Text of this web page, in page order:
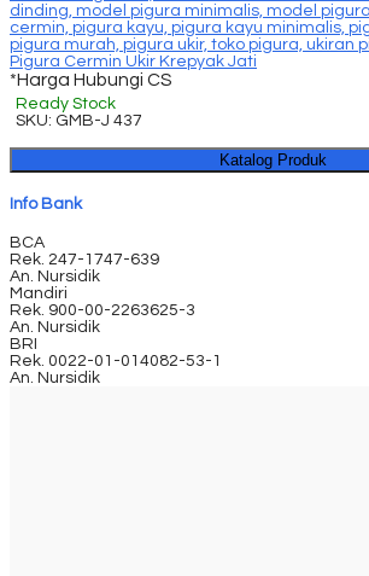
Pigura Cermin Ukir Krepyak Jati
*Harga Hubungi CS
Ready Stock
SKU: GMB-J 437
Katalog Produk
Info Bank
BCA
Rek. 247-1747-639
An. Nursidik
Mandiri
Rek. 900-00-2263625-3
An. Nursidik
BRI
Rek. 0022-01-014082-53-1
An. Nursidik